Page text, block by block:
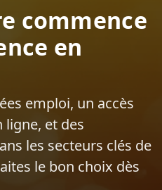
commence
en
emploi‍, un accès
ligne, et des
les secteurs clés de
le bon choix dès